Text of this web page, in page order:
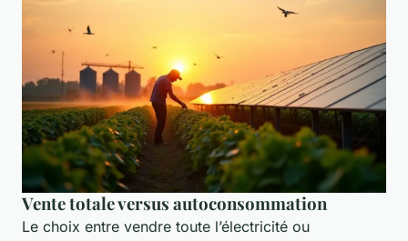
Vente totale versus autoconsommation
Le choix entre vendre toute l’électricité ou